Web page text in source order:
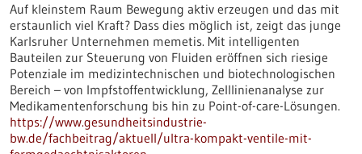
Auf kleinstem Raum Bewegung aktiv erzeugen und das mit
erstaunlich viel Kraft? Dass dies möglich ist, zeigt das junge
Karlsruher Unternehmen memetis. Mit intelligenten
Bauteilen zur Steuerung von Fluiden eröffnen sich riesige
Potenziale im medizintechnischen und biotechnologischen
Bereich – von Impfstoffentwicklung, Zelllinienanalyse zur
Medikamentenforschung bis hin zu Point-of-care-Lösungen.
https://www.gesundheitsindustrie-
bw.de/fachbeitrag/aktuell/ultra-kompakt-ventile-mit-